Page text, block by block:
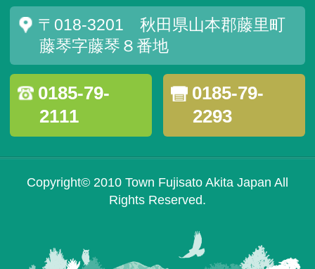
〒018-3201 秋田県山本郡藤里町
藤琴字藤琴８番地
0185-79-
2111
0185-79-
2293
Copyright© 2010 Town Fujisato Akita Japan All
Rights Reserved.